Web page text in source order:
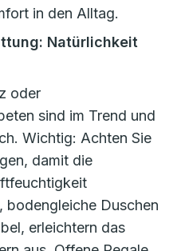
in den Alltag.
Natürlichkeit
oder
sind im Trend und
Wichtig: Achten Sie
damit die
bodengleiche Duschen
erleichtern das